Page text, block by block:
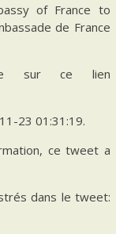
of France to
de France
sur ce lien
23 01:31:19.
ce tweet a
dans le tweet: